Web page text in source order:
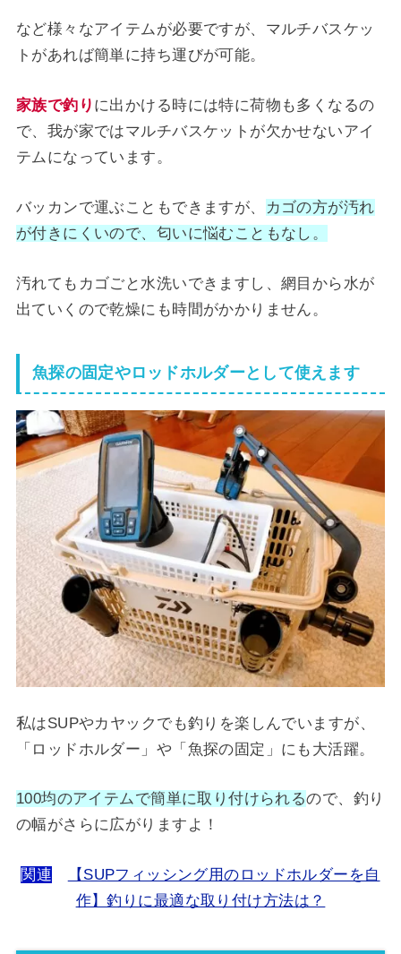
など様々なアイテムが必要ですが、マルチバスケッ
トがあれば簡単に持ち運びが可能。
家族で釣り に出かける時には特に荷物も多くなるの
で、我が家ではマルチバスケットが欠かせないアイ
テムになっています。
バッカンで運ぶこともできますが、
カゴの方が汚れ
が付きにくいので、匂いに悩むこともなし。
汚れてもカゴごと水洗いできますし、網目から水が
出ていくので乾燥にも時間がかかりません。
魚探の固定やロッドホルダーとして使えます
私はSUPやカヤックでも釣りを楽しんでいますが、
「ロッドホルダー」や「魚探の固定」にも大活躍。
100均のアイテムで簡単に取り付けられるので、釣り
の幅がさらに広がりますよ！
関連
【SUPフィッシング用のロッドホルダーを自
作】釣りに最適な取り付け方法は？